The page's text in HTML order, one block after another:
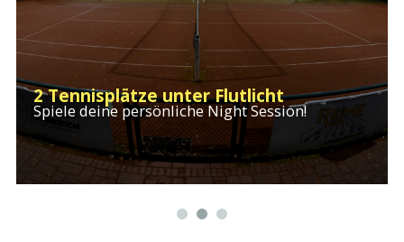
2 Tennisplätze unter Flutlicht
Spiele deine persönliche Night Session!